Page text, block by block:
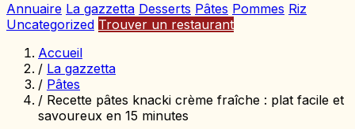
Annuaire La gazzetta Desserts Pâtes Pommes Riz
Uncategorized Trouver un restaurant
Accueil
/ La gazzetta
/ Pâtes
/ Recette pâtes knacki crème fraîche : plat facile et
savoureux en 15 minutes